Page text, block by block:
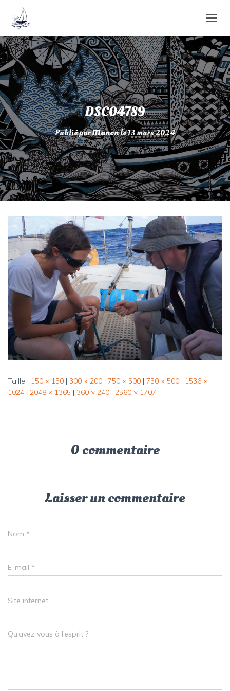
É
P
L
I
E
R
L
A
N
A
V
I
G
T
I
O
N
DSC04789
Publié parManonle13 mars 2024
Taille : 150 × 150 | 300 × 200 | 750 × 500 | 750 × 500 | 1536 ×
1024 | 2048 × 1365 | 360 × 240 | 2560 × 1707
0 commentaire
Laisser un commentaire
Nom *
E-mail *
Site internet
Qu’avez vous à l’esprit ?